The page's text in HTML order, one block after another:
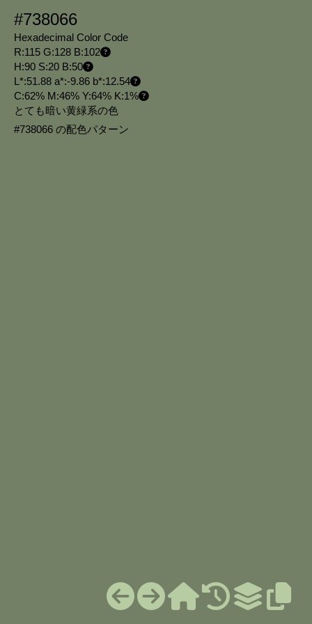
#738066
Hexadecimal Color Code
R:115 G:128 B:102
H:90 S:20 B:50
L*:51.88 a*:-9.86 b*:12.54
C:62% M:46% Y:64% K:1%
とても暗い黄緑系の色
#738066 の配色パターン